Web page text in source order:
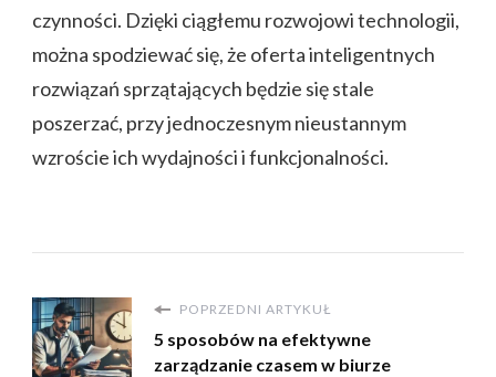
czynności. Dzięki ciągłemu rozwojowi technologii,
można spodziewać się, że oferta inteligentnych
rozwiązań sprzątających będzie się stale
poszerzać, przy jednoczesnym nieustannym
wzroście ich wydajności i funkcjonalności.
POPRZEDNI ARTYKUŁ
5 sposobów na efektywne
zarządzanie czasem w biurze